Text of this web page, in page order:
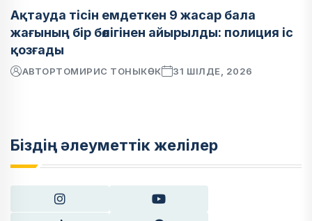
Ақтауда тісін емдеткен 9 жасар бала
жағының бір бөлігінен айырылды: полиция іс
қозғады
АВТОРТОМИРИС ТОНЫКӨК 31 ШІЛДЕ, 2026
Біздің әлеуметтік желілер